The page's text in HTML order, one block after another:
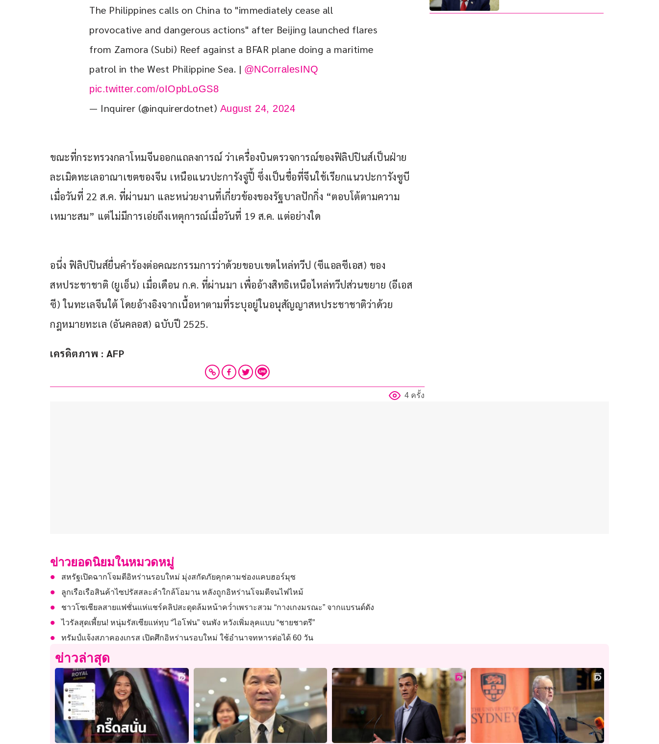
The Philippines calls on China to "immediately cease all
provocative and dangerous actions" after Beijing launched flares
from Zamora (Subi) Reef against a BFAR plane doing a maritime
patrol in the West Philippine Sea. | @NCorralesINQ
pic.twitter.com/oIOpbLoGS8
— Inquirer (@inquirerdotnet) August 24, 2024
ขณะที่กระทรวงกลาโหมจีนออกแถลงการณ์ ว่าเครื่องบินตรวจการณ์ของฟิลิปปินส์เป็นฝ่าย
ละเมิดทะเลอาณาเขตของจีน เหนือแนวปะการังจู่ปี้ ซึ่งเป็นชื่อที่จีนใช้เรียกแนวปะการังซูบี
เมื่อวันที่ 22 ส.ค. ที่ผ่านมา และหน่วยงานที่เกี่ยวข้องของรัฐบาลปักกิ่ง “ตอบโต้ตามความ
เหมาะสม” แต่ไม่มีการเอ่ยถึงเหตุการณ์เมื่อวันที่ 19 ส.ค. แต่อย่างใด
อนึ่ง ฟิลิปปินส์ยื่นคำร้องต่อคณะกรรมการว่าด้วยขอบเขตไหล่ทวีป (ซีแอลซีเอส) ของ
สหประชาชาติ (ยูเอ็น) เมื่อเดือน ก.ค. ที่ผ่านมา เพื่ออ้างสิทธิเหนือไหล่ทวีปส่วนขยาย (อีเอส
ซี) ในทะเลจีนใต้ โดยอ้างอิงจากเนื้อหาตามที่ระบุอยู่ในอนุสัญญาสหประชาชาติว่าด้วย
กฎหมายทะเล (อันคลอส) ฉบับปี 2525.
เครดิตภาพ : AFP
4 ครั้ง
ข่าวยอดนิยมในหมวดหมู่
สหรัฐเปิดฉากโจมตีอิหร่านรอบใหม่ มุ่งสกัดภัยคุกคามช่องแคบฮอร์มุซ
ลูกเรือเรือสินค้าไซปรัสสละลำใกล้โอมาน หลังถูกอิหร่านโจมตีจนไฟไหม้
ชาวโซเชียลสายแฟชั่นแห่แชร์คลิปสะดุดล้มหน้าคว่ำเพราะสวม “กางเกงมรณะ” จากแบรนด์ดัง
ไวรัลสุดเพี้ยน! หนุ่มรัสเซียแห่ทุบ “ไอโฟน” จนพัง หวังเพิ่มลุคแบบ “ชายชาตรี”
ทรัมป์แจ้งสภาคองเกรส เปิดศึกอิหร่านรอบใหม่ ใช้อำนาจทหารต่อได้ 60 วัน
ข่าวล่าสุด